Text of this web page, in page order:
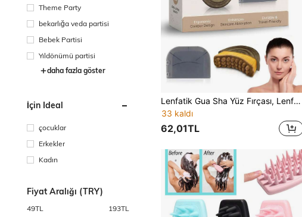
Theme Party
bekarlığa veda partisi
Bebek Partisi
Yıldönümü partisi
daha fazla göster
İçin Ideal
çocuklar
Erkekler
Kadın
Fiyat Aralığı (TRY)
49TL 193TL
Lenfatik Gua Sha Yüz Fırçası, Lenfatik Detoks Yüz Fırçası, Kuru Lenfatik Masaj Fırçası, Yüz Şekillendirme Fırçası, Kontür Yüz Fırçası, Çene ve Çene Hattı Şekillendirme, Yüz Şişkinliğini Giderme, Yüz Bakım Aleti
33 kaldı
62,01TL